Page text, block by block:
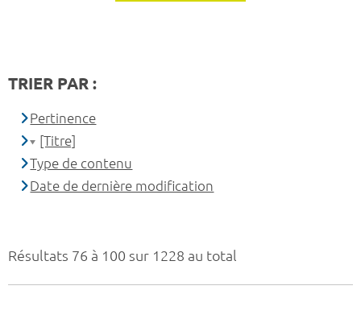
Résultats 76 à 100 sur 1228 au total
TRIER PAR :
Pertinence
[Titre]
Type de contenu
Date de dernière modification